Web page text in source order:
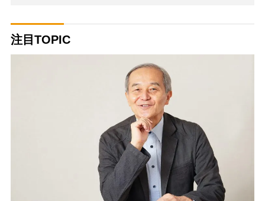
注目TOPIC